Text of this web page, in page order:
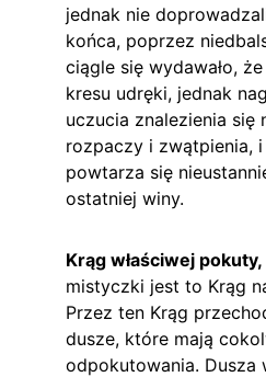
jednak nie
końca, poprzez
ciągle się wydawało,
kresu udręki, jednak
uczucia znalezienia się
rozpaczy i zwątpienia,
powtarza się
ostatniej winy.
Krąg właściwej pokuty,
mistyczki jest to Krąg
Przez ten Krąg
dusze, które mają
odpokutowania. Dusza